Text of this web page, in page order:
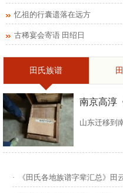
忆祖的行囊遗落在远方
古稀宴会寄语 田绍日
田氏族谱
南京高淳
山东迁移
· 《田氏各地族谱字辈汇总》田